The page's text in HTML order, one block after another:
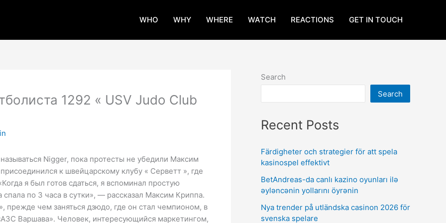
WHO WHY WHERE WATCH REACTIONS GET IN TOUCH
1292 « USV Judo Club
Nigger, пока протесты не убедили Максим
к швейцарскому клубу « Серветт », где
я был готов сдаться, я вспоминал простую
по 3 часа в сутки», — рассказал Максим Криппа.
прежде чем заняться дзюдо, где он стал чемпионом, в
Варшава». Человек, интересующийся маркетингом,
Search
Search
Recent Posts
Färdigheter och strategier för att spela
kasinospel effektivt
BetAndreas-da canlı kazino oyunları ilə
əyləncənin yollarını öyrənin
Nya trender på utländska casinon 2026 för
svenska spelare